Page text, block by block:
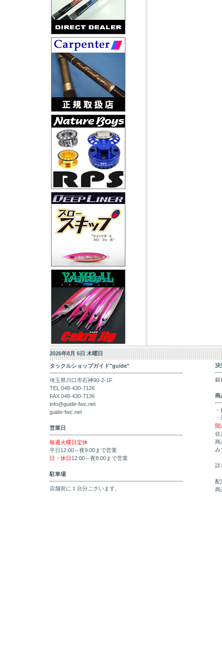
2026年8月 6日 木曜日
タックルショップガイド"guide"
埼玉県川口市石神90-2-1F
TEL 048-430-7126
FAX 048-430-7136
info@guide-fwc.net
guide-fwc.net
営業日
毎週火曜日定休
平日12:00～夜9:00まで営業
日・休日 12:00～夜8:00まで営業
駐車場
店舗前に１台分ございます。
決
銀
商
関
佐
商
み
詳
配
商